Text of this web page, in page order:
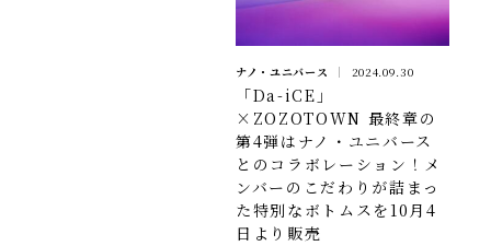
ナノ・ユニバース 2024.09.30
「Da-iCE」
×ZOZOTOWN 最終章の
第4弾はナノ・ユニバース
とのコラボレーション！メ
ンバーのこだわりが詰まっ
た特別なボトムスを10月4
日より販売